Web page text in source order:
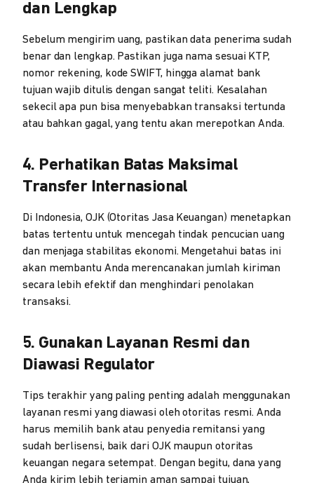
dan Lengkap
Sebelum mengirim uang, pastikan data penerima sudah
benar dan lengkap. Pastikan juga nama sesuai KTP,
nomor rekening, kode SWIFT, hingga alamat bank
tujuan wajib ditulis dengan sangat teliti. Kesalahan
sekecil apa pun bisa menyebabkan transaksi tertunda
atau bahkan gagal, yang tentu akan merepotkan Anda.
4. Perhatikan Batas Maksimal
Transfer Internasional
Di Indonesia, OJK (Otoritas Jasa Keuangan) menetapkan
batas tertentu untuk mencegah tindak pencucian uang
dan menjaga stabilitas ekonomi. Mengetahui batas ini
akan membantu Anda merencanakan jumlah kiriman
secara lebih efektif dan menghindari penolakan
transaksi.
5. Gunakan Layanan Resmi dan
Diawasi Regulator
Tips terakhir yang paling penting adalah menggunakan
layanan resmi yang diawasi oleh otoritas resmi. Anda
harus memilih bank atau penyedia remitansi yang
sudah berlisensi, baik dari OJK maupun otoritas
keuangan negara setempat. Dengan begitu, dana yang
Anda kirim lebih terjamin aman sampai tujuan,